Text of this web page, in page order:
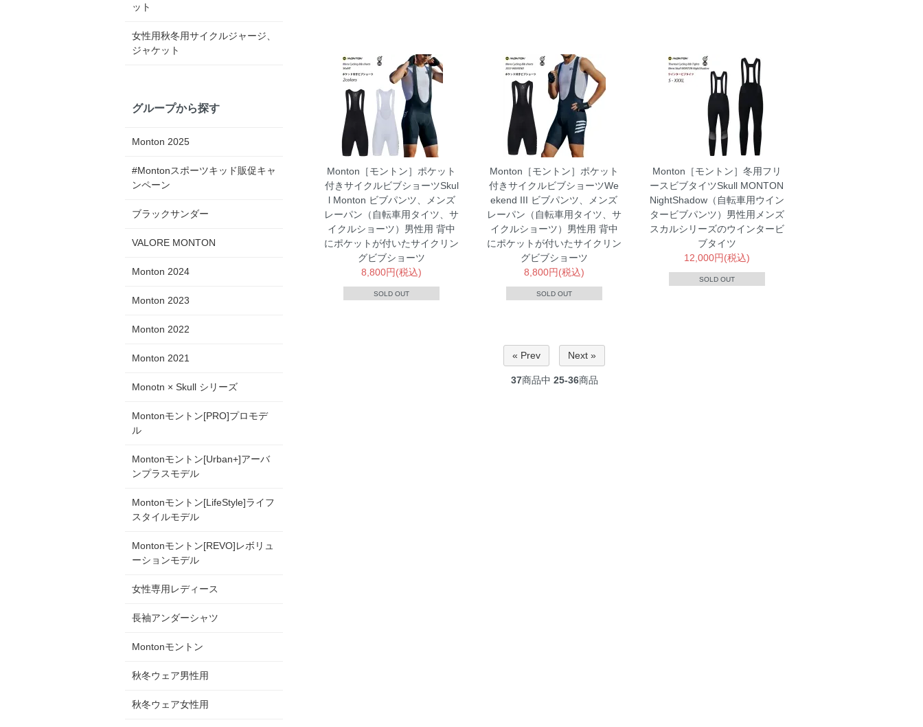
Monton［モントン］ポケット
付きサイクルビブショーツSkul
l Monton ビブパンツ、メンズ
レーパン（自転車用タイツ、サ
イクルショーツ）男性用 背中
にポケットが付いたサイクリン
グビブショーツ
8,800円(税込)
SOLD OUT
Monton［モントン］ポケット
付きサイクルビブショーツWe
ekend III ビブパンツ、メンズ
レーパン（自転車用タイツ、サ
イクルショーツ）男性用 背中
にポケットが付いたサイクリン
グビブショーツ
8,800円(税込)
SOLD OUT
Monton［モントン］冬用フリ
ースビブタイツSkull MONTON
NightShadow（自転車用ウイン
タービブパンツ）男性用メンズ
スカルシリーズのウインタービ
ブタイツ
12,000円(税込)
SOLD OUT
« Prev Next »
37商品中 25-36商品
ット
女性用秋冬用サイクルジャージ、
ジャケット
グループから探す
Monton 2025
#Montonスポーツキッド販促キャ
ンペーン
ブラックサンダー
VALORE MONTON
Monton 2024
Monton 2023
Monton 2022
Monton 2021
Monotn × Skull シリーズ
Montonモントン[PRO]プロモデ
ル
Montonモントン[Urban+]アーバ
ンプラスモデル
Montonモントン[LifeStyle]ライフ
スタイルモデル
Montonモントン[REVO]レボリュ
ーションモデル
女性専用レディース
長袖アンダーシャツ
Montonモントン
秋冬ウェア男性用
秋冬ウェア女性用